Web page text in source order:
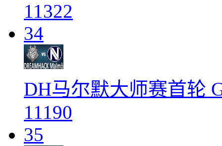
11322
34
DH马尔默大师赛首轮
11190
35